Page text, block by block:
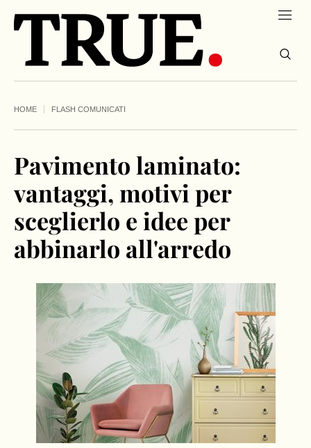
HOME FLASH COMUNICATI
Pavimento laminato:
vantaggi, motivi per
sceglierlo e idee per
abbinarlo all'arredo